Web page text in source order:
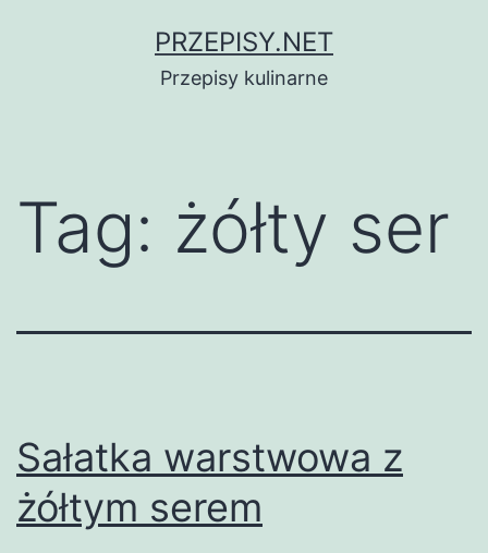
PRZEPISY.NET
Przepisy kulinarne
Tag: żółty ser
Sałatka warstwowa z
żółtym serem